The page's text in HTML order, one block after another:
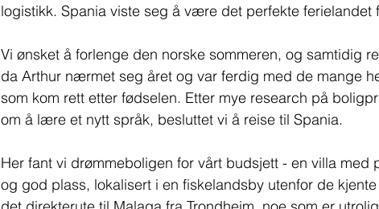
logistikk. Spania viste seg å være det perfekte ferielandet
Vi ønsket å forlenge den norske sommeren, og samtidig
da Arthur nærmet seg året og var ferdig med de mange
som kom rett etter fødselen. Etter mye research på
om å lære et nytt språk, besluttet vi å reise til Spania.
Her fant vi drømmeboligen for vårt budsjett - en villa med
og god plass, lokalisert i en fiskelandsby utenfor de